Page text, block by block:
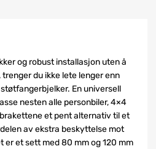
og robust installasjon uten å
du ikke lete lenger enn
En universell
nesten alle personbiler, 4×4
et pent alternativ til et
av ekstra beskyttelse mot
et sett med 80 mm og 120 mm